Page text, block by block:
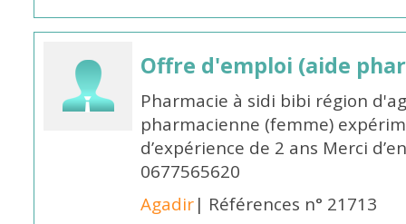
Offre d'emploi (aide
Pharmacie à sidi bibi région
pharmacienne (femme)
d’expérience de 2 ans Merci
0677565620
Agadir| Références n° 21713